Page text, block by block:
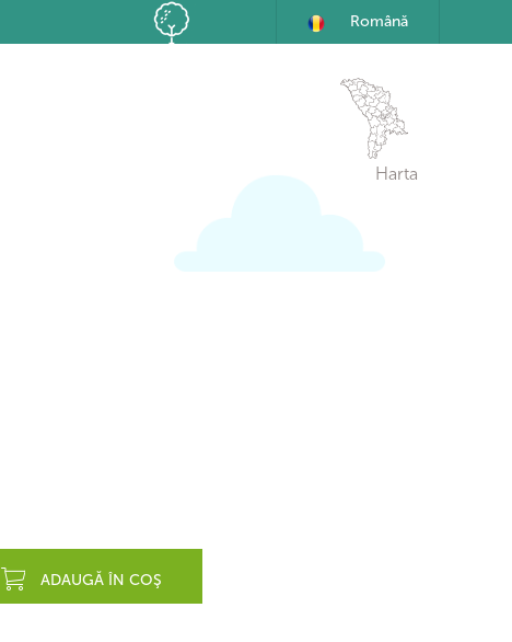
Română
Harta
ADAUGĂ ÎN COŞ